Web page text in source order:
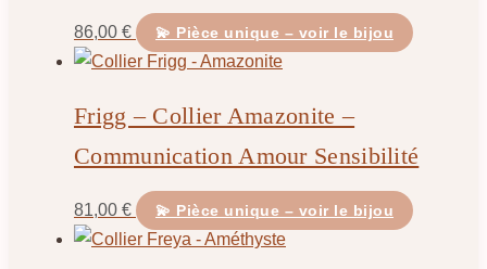
86,00 € 💫 Pièce unique – voir le bijou
Frigg – Collier Amazonite –
Communication Amour Sensibilité
81,00 € 💫 Pièce unique – voir le bijou